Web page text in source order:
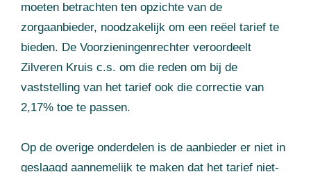
moeten betrachten ten opzichte van de
zorgaanbieder, noodzakelijk om een reëel tarief te
bieden. De Voorzieningenrechter veroordeelt
Zilveren Kruis c.s. om die reden om bij de
vaststelling van het tarief ook die correctie van
2,17% toe te passen.
Op de overige onderdelen is de aanbieder er niet in
geslaagd aannemelijk te maken dat het tarief niet-